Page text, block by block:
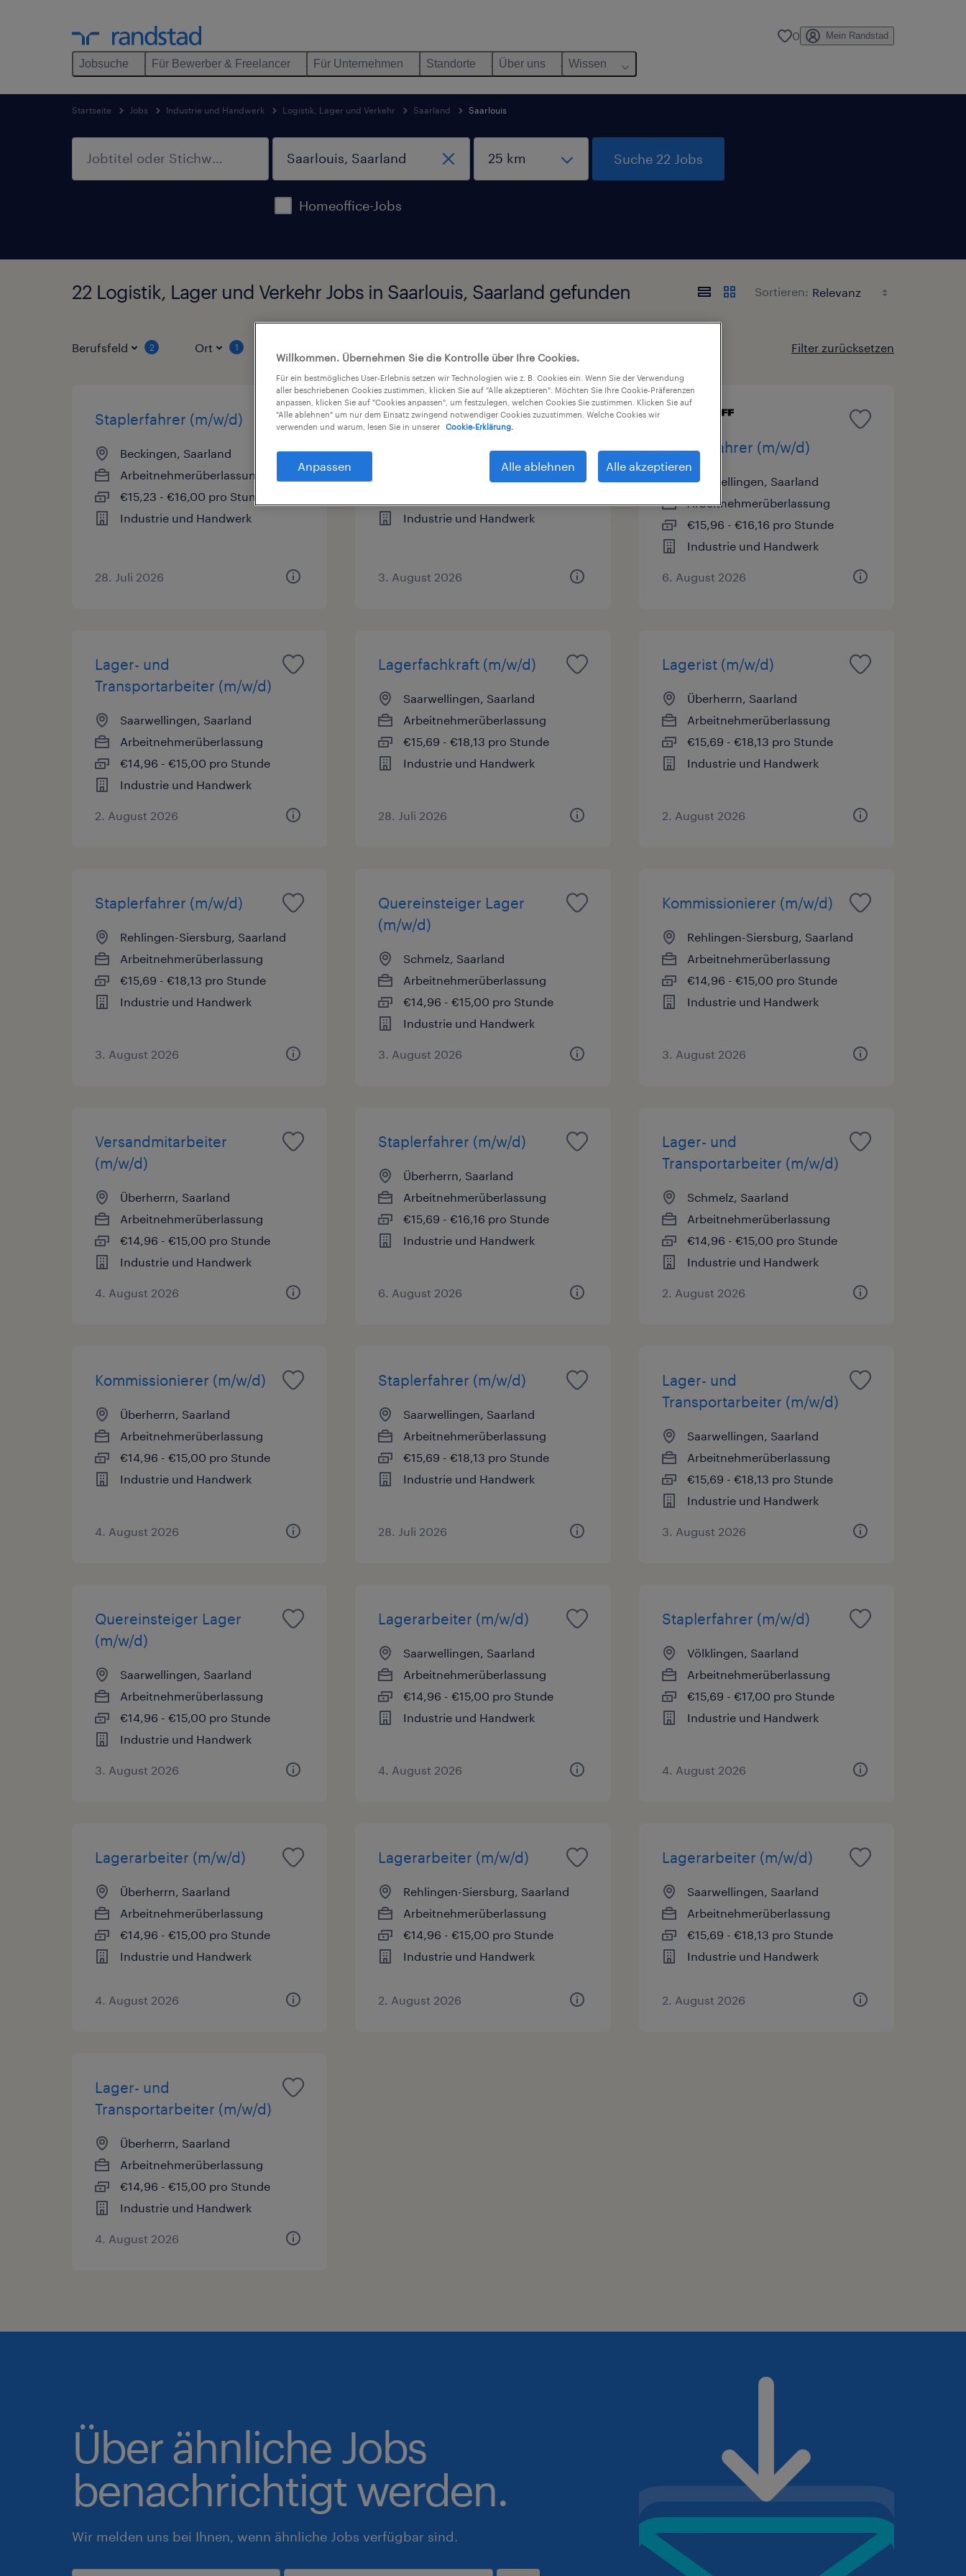
Jobsuche Für Bewerber & Freelancer Für Unternehmen Standorte Über uns Wissen
0 Mein Randstad
Startseite Jobs Industrie und Handwerk Logistik, Lager und Verkehr Saarland Saarlouis
Homeoffice-Jobs
Suche 22 Jobs
22 Logistik, Lager und Verkehr Jobs in Saarlouis, Saarland gefunden Sortieren:
Berufsfeld 2 Ort 1 Filter zurücksetzen
Staplerfahrer (m/w/d)
Beckingen, Saarland
Arbeitnehmerüberlassung
€15,23 - €16,00 pro Stunde
Industrie und Handwerk
28. Juli 2026
Kommissionierer (m/w/d)
Saarwellingen, Saarland
Arbeitnehmerüberlassung
Industrie und Handwerk
3. August 2026
Staplerfahrer (m/w/d)
Saarwellingen, Saarland
Arbeitnehmerüberlassung
€15,96 - €16,16 pro Stunde
Industrie und Handwerk
6. August 2026
Lager- und
Transportarbeiter (m/w/d)
Saarwellingen, Saarland
Arbeitnehmerüberlassung
€14,96 - €15,00 pro Stunde
Industrie und Handwerk
2. August 2026
Lagerfachkraft (m/w/d)
Saarwellingen, Saarland
Arbeitnehmerüberlassung
€15,69 - €18,13 pro Stunde
Industrie und Handwerk
28. Juli 2026
Lagerist (m/w/d)
Überherrn, Saarland
Arbeitnehmerüberlassung
€15,69 - €18,13 pro Stunde
Industrie und Handwerk
2. August 2026
Staplerfahrer (m/w/d)
Rehlingen-Siersburg, Saarland
Arbeitnehmerüberlassung
€15,69 - €18,13 pro Stunde
Industrie und Handwerk
3. August 2026
Quereinsteiger Lager
(m/w/d)
Schmelz, Saarland
Arbeitnehmerüberlassung
€14,96 - €15,00 pro Stunde
Industrie und Handwerk
3. August 2026
Kommissionierer (m/w/d)
Rehlingen-Siersburg, Saarland
Arbeitnehmerüberlassung
€14,96 - €15,00 pro Stunde
Industrie und Handwerk
3. August 2026
Versandmitarbeiter
(m/w/d)
Überherrn, Saarland
Arbeitnehmerüberlassung
€14,96 - €15,00 pro Stunde
Industrie und Handwerk
4. August 2026
Staplerfahrer (m/w/d)
Überherrn, Saarland
Arbeitnehmerüberlassung
€15,69 - €16,16 pro Stunde
Industrie und Handwerk
6. August 2026
Lager- und
Transportarbeiter (m/w/d)
Schmelz, Saarland
Arbeitnehmerüberlassung
€14,96 - €15,00 pro Stunde
Industrie und Handwerk
2. August 2026
Kommissionierer (m/w/d)
Überherrn, Saarland
Arbeitnehmerüberlassung
€14,96 - €15,00 pro Stunde
Industrie und Handwerk
4. August 2026
Staplerfahrer (m/w/d)
Saarwellingen, Saarland
Arbeitnehmerüberlassung
€15,69 - €18,13 pro Stunde
Industrie und Handwerk
28. Juli 2026
Lager- und
Transportarbeiter (m/w/d)
Saarwellingen, Saarland
Arbeitnehmerüberlassung
€15,69 - €18,13 pro Stunde
Industrie und Handwerk
3. August 2026
Quereinsteiger Lager
(m/w/d)
Saarwellingen, Saarland
Arbeitnehmerüberlassung
€14,96 - €15,00 pro Stunde
Industrie und Handwerk
3. August 2026
Lagerarbeiter (m/w/d)
Saarwellingen, Saarland
Arbeitnehmerüberlassung
€14,96 - €15,00 pro Stunde
Industrie und Handwerk
4. August 2026
Staplerfahrer (m/w/d)
Völklingen, Saarland
Arbeitnehmerüberlassung
€15,69 - €17,00 pro Stunde
Industrie und Handwerk
4. August 2026
Lagerarbeiter (m/w/d)
Überherrn, Saarland
Arbeitnehmerüberlassung
€14,96 - €15,00 pro Stunde
Industrie und Handwerk
4. August 2026
Lagerarbeiter (m/w/d)
Rehlingen-Siersburg, Saarland
Arbeitnehmerüberlassung
€14,96 - €15,00 pro Stunde
Industrie und Handwerk
2. August 2026
Lagerarbeiter (m/w/d)
Saarwellingen, Saarland
Arbeitnehmerüberlassung
€15,69 - €18,13 pro Stunde
Industrie und Handwerk
2. August 2026
Lager- und
Transportarbeiter (m/w/d)
Überherrn, Saarland
Arbeitnehmerüberlassung
€14,96 - €15,00 pro Stunde
Industrie und Handwerk
4. August 2026
Über ähnliche Jobs
benachrichtigt werden.
Wir melden uns bei Ihnen, wenn ähnliche Jobs verfügbar sind.
Willkommen. Übernehmen Sie die Kontrolle über Ihre Cookies.
Für ein bestmögliches User-Erlebnis setzen wir Technologien wie z. B. Cookies ein. Wenn Sie der Verwendung
aller beschriebenen Cookies zustimmen, klicken Sie auf "Alle akzeptieren". Möchten Sie Ihre Cookie-Präferenzen
anpassen, klicken Sie auf "Cookies anpassen", um festzulegen, welchen Cookies Sie zustimmen. Klicken Sie auf
"Alle ablehnen" um nur dem Einsatz zwingend notwendiger Cookies zuzustimmen. Welche Cookies wir
verwenden und warum, lesen Sie in unserer
Cookie-Erklärung.
Anpassen Alle ablehnen Alle akzeptieren